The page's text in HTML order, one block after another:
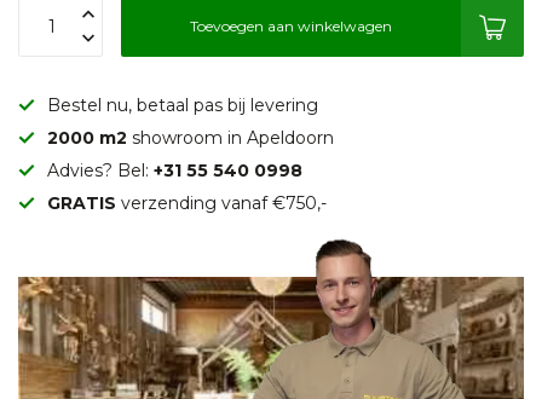
Toevoegen aan winkelwagen
Bestel nu, betaal pas bij levering
2000 m2 showroom in Apeldoorn
Advies? Bel: +31 55 540 0998
GRATIS verzending vanaf €750,-